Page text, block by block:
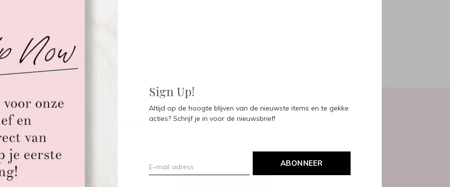
Sign Up!
Altijd op de hoogte blijven van de nieuwste items en te gekke
acties? Schrijf je in voor de nieuwsbrief!
ABONNEER
Meld je aan voor onze nieuwsbrief
Ontvang de nieuwste aanbiedingen en promoties